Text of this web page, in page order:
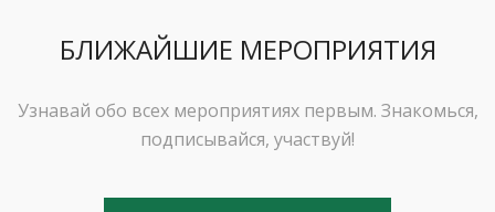
БЛИЖАЙШИЕ МЕРОПРИЯТИЯ
Узнавай обо всех мероприятиях первым. Знакомься,
подписывайся, участвуй!